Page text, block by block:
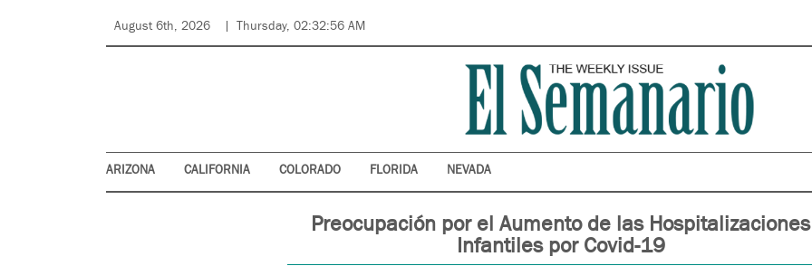
August 6th, 2026 Thursday, 02:32:56 AM
ARIZONA CALIFORNIA COLORADO FLORIDA NEVADA
Preocupación por el Aumento de las Hospitalizaciones
Infantiles por Covid-19